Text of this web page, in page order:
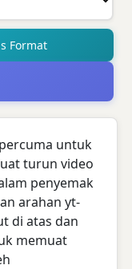
Format
untuk
turun video
penyemak
arahan yt-
di atas dan
memuat